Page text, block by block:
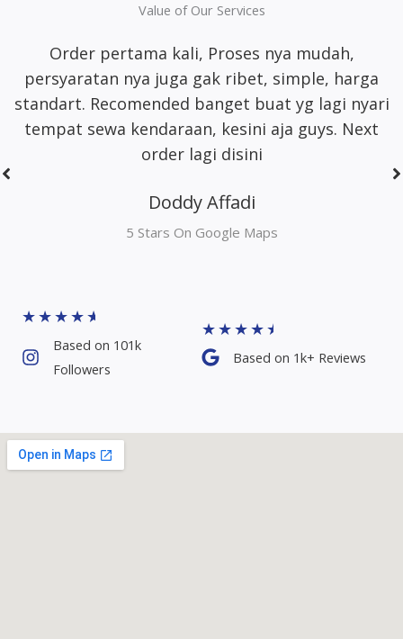
Value of Our Services
Whort it banget pelayananramah satset
recomm banget lah pokoknya buat sewa motor
area jakarta
Dhimas Adrian Adrian
★★★★★
Based on 101k
Followers​
★★★★★
Based on 1k+ Reviews​